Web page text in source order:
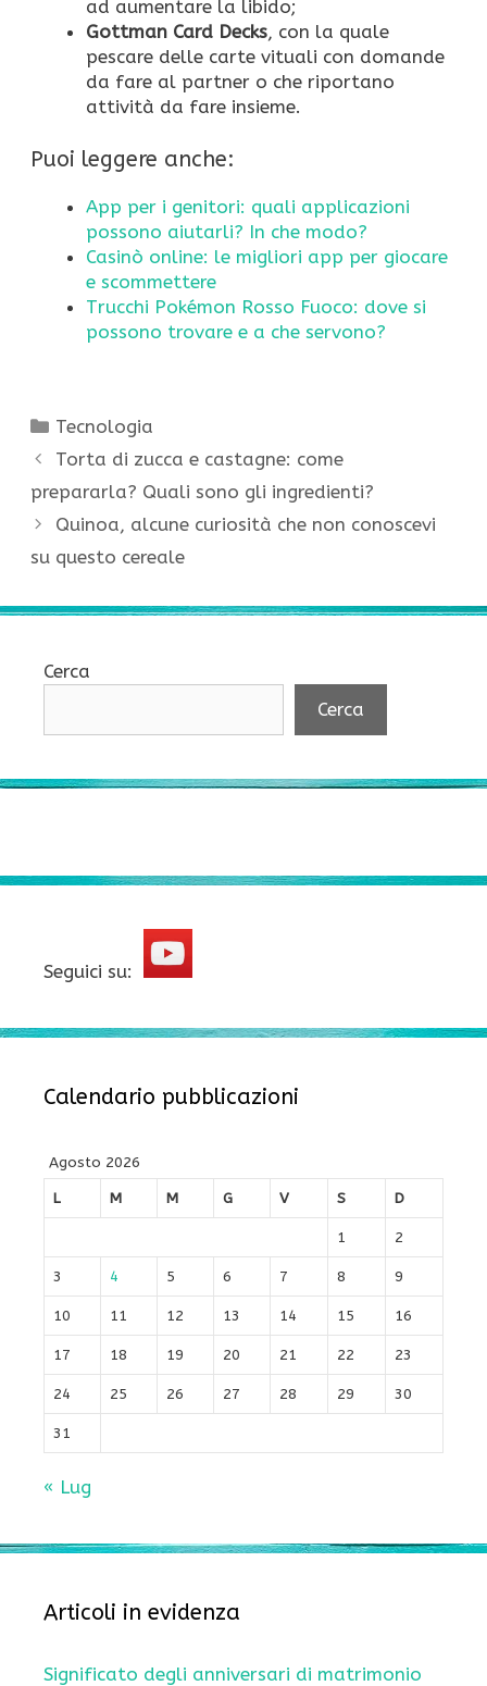
ad aumentare la libido;
Gottman Card Decks, con la quale
pescare delle carte vituali con domande
da fare al partner o che riportano
attività da fare insieme.
Puoi leggere anche:
App per i genitori: quali applicazioni
possono aiutarli? In che modo?
Casinò online: le migliori app per giocare
e scommettere
Trucchi Pokémon Rosso Fuoco: dove si
possono trovare e a che servono?
Categorie
Tecnologia
Torta di zucca e castagne: come
prepararla? Quali sono gli ingredienti?
Quinoa, alcune curiosità che non conoscevi
su questo cereale
Cerca
Cerca
Seguici su:
Calendario pubblicazioni
Agosto 2026
L
M M G V S D
1 2
3 4 5 6 7 8 9
10 11 12 13 14 15 16
17 18 19 20 21 22 23
24 25 26 27 28 29 30
31
« Lug
Articoli in evidenza
Significato degli anniversari di matrimonio